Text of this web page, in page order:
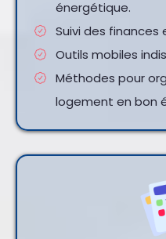
énergétique.
Suivi des
Outils mobiles
Méthodes pour
logement en bon